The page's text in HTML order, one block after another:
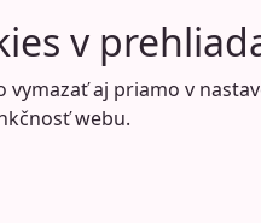
v
vymazať aj priamo v
webu.